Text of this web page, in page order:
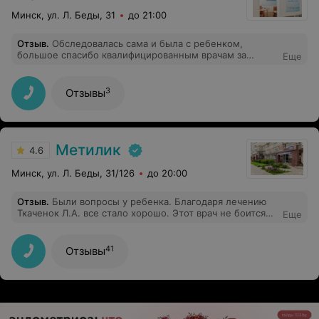
Минск, ул. Л. Беды, 31 до 21:00
Отзыв. Обследовалась сама и была с ребенком,
большое спасибо квалифицированным врачам за
полученная в центре (зная свой организм и состояние
ребенка), точна, значительно экономится время,так как
узнать основные проблемы по всем системам
организма за два часа несравнимо с беготней по
медучреждениям неделями а то и месяцами (кто
современной медициной и ее возможностями. Желаю
успешного внедрения такой методики в жизнь!
Еще
Отзывы3
4.6 Метилик
Минск, ул. Л. Беды, 31/126 до 20:00
Отзыв. Были вопросы у ребенка. Благодаря лечению
Ткаченок Л.А. все стало хорошо. Этот врач не боится
печать, а это значит многое !! Она знает что делает. Т к
лучше на корню убирать нюансы, чем потом не дай
Бог всю жизнь плакать и винить себя что что-то
пропустил мимо. Наблюдаемся и будем наблюдаться
только у нее. Спасибо Вам , Лариса Андреевна !!!
Еще
Отзывы41